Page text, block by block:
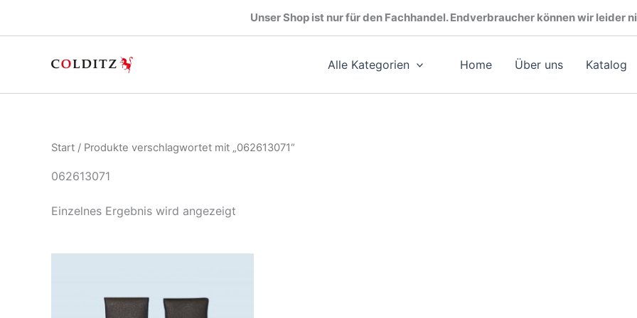
Unser Shop ist nur für den Fachhandel. Endverbraucher können wir leider
Alle Kategorien Home Über uns Katalog
Start / Produkte verschlagwortet mit „062613071“
062613071
Einzelnes Ergebnis wird angezeigt